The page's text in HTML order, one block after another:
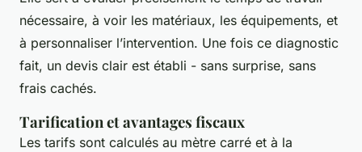
nécessaire, à voir les matériaux, les équipements, et
à personnaliser l’intervention. Une fois ce diagnostic
fait, un devis clair est établi - sans surprise, sans
frais cachés.
Tarification et avantages fiscaux
Les tarifs sont calculés au mètre carré et à la